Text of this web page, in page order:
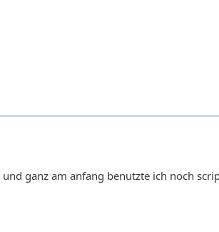
ganz am anfang benutzte ich noch